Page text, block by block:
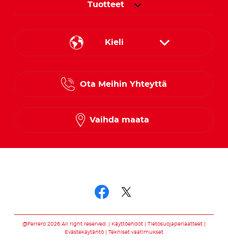
Tuotteet
Kieli
Norwegian
Ota Meihin Yhteyttä
Vaihda maata
@Ferrero 2026 All right reserved. Käyttöehdot
Tietosuojaperiaatteet
Evästekäytäntö
Tekniset vaatimukset